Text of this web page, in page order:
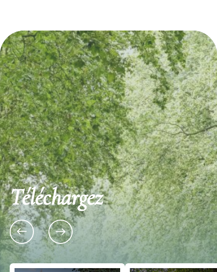
Découvrez également
3, Chemin du Calvaire 33360 CAMBLANES-
ET-MEYNAC
L'atelier de Madame Poisson
Allée Bernadotte 33360
Etang des sources
Havre de nature et de paix,
fait le bonheur des pêcheurs
Téléchargez